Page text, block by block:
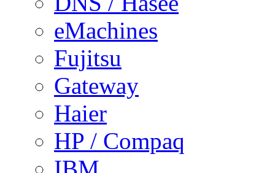
eMachines
Fujitsu
Gateway
Haier
HP / Compaq